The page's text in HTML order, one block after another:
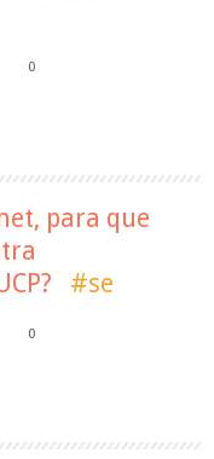
0
para que
#se
0